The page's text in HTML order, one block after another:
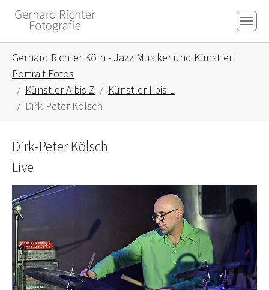
Skip to main content
Skip to page footer
Gerhard Richter Köln - Jazz Musiker und Künstler
Portrait Fotos
Künstler A bis Z
Künstler I bis L
Dirk-Peter Kölsch
Dirk-Peter Kölsch
Live
Show larger version for: